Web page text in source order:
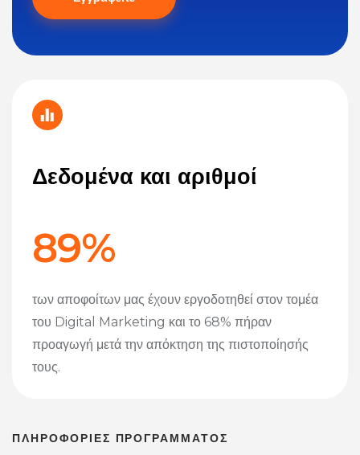
Δεδομένα και αριθμοί
89%
των αποφοίτων μας έχουν εργοδοτηθεί στον τομέα
του Digital Marketing και το 68% πήραν
προαγωγή μετά την απόκτηση της πιστοποίησής
τους.
ΠΛΗΡΟΦΟΡΙΕΣ ΠΡΟΓΡΑΜΜΑΤΟΣ